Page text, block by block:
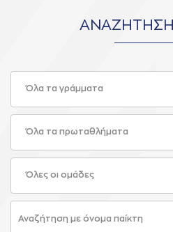
ΑΝΑΖΗΤΗΣΗ
Όλα τα γράμματα
Όλα τα πρωταθλήματα
Όλες οι ομάδες